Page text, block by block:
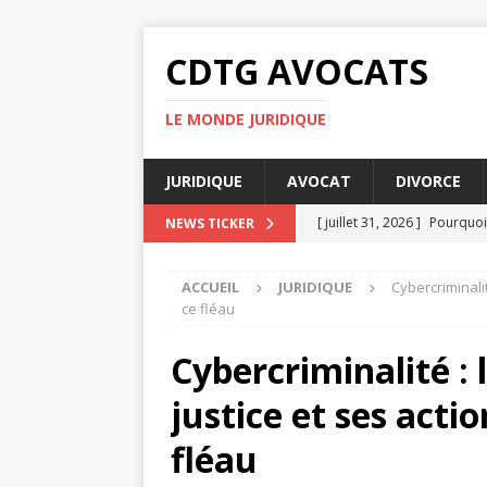
CDTG AVOCATS
LE MONDE JURIDIQUE
JURIDIQUE AVOCAT DIVORCE
NEWS TICKER [ juillet 31, 2026 ]
[ juillet 23, 2026 ] Taxe
[ août 4, 2026 ] UFR
ACCUEIL JURIDIQUE
ce fléau
Cybercriminalité :
justice et ses
fléau